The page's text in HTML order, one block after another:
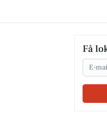
Få
Email